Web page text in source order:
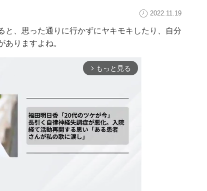
2022.11.19
と、思った通りに行かずにヤキモキしたり、自分
ありますよね。
arrow_forward_ios もっと見る